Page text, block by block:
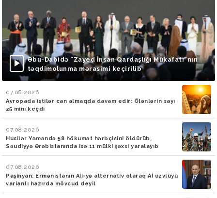
Əbu-Dabidə “Zayed İnsan Qardaşlığı Mükafatı”nın
təqdimolunma mərasimi keçirilib
07.08.2026
Avropada istilər can almaqda davam edir: Ölənlərin sayı
25 mini keçdi
07.08.2026
Husilər Yəməndə 58 hökumət hərbçisini öldürüb,
Səudiyyə Ərəbistanında isə 11 mülki şəxsi yaralayıb
07.08.2026
Paşinyan: Ermənistanın Aİİ-yə alternativ olaraq Aİ üzvlüyü
variantı hazırda mövcud deyil